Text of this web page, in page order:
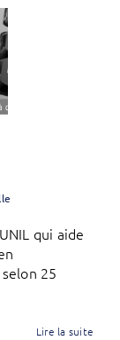
qui aide
25
Lire la suite